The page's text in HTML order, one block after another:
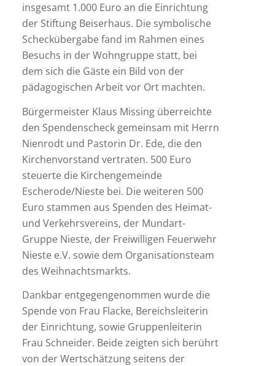
insgesamt 1.000 Euro an die Einrichtung
der Stiftung Beiserhaus. Die symbolische
Scheckübergabe fand im Rahmen eines
Besuchs in der Wohngruppe statt, bei
dem sich die Gäste ein Bild von der
pädagogischen Arbeit vor Ort machten.
Bürgermeister Klaus Missing überreichte
den Spendenscheck gemeinsam mit Herrn
Nienrodt und Pastorin Dr. Ede, die den
Kirchenvorstand vertraten. 500 Euro
steuerte die Kirchengemeinde
Escherode/Nieste bei. Die weiteren 500
Euro stammen aus Spenden des Heimat-
und Verkehrsvereins, der Mundart-
Gruppe Nieste, der Freiwilligen Feuerwehr
Nieste e.V. sowie dem Organisationsteam
des Weihnachtsmarkts.
Dankbar entgegengenommen wurde die
Spende von Frau Flacke, Bereichsleiterin
der Einrichtung, sowie Gruppenleiterin
Frau Schneider. Beide zeigten sich berührt
von der Wertschätzung seitens der